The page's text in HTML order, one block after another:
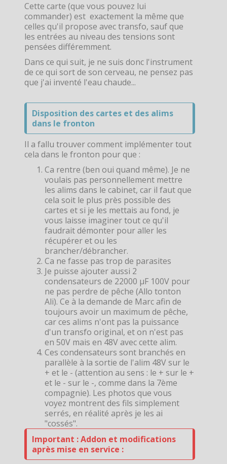
Cette carte (que vous pouvez lui
commander) est exactement la même que
celles qu'il propose avec transfo, sauf que
les entrées au niveau des tensions sont
pensées différemment.
Dans ce qui suit, je ne suis donc l'instrument
de ce qui sort de son cerveau, ne pensez pas
que j'ai inventé l'eau chaude...
Disposition des cartes et des alims
dans le fronton
Il a fallu trouver comment implémenter tout
cela dans le fronton pour que :
Ca rentre (ben oui quand même). Je ne
voulais pas personnellement mettre
les alims dans le cabinet, car il faut que
cela soit le plus près possible des
cartes et si je les mettais au fond, je
vous laisse imaginer tout ce qu'il
faudrait démonter pour aller les
récupérer et ou les
brancher/débrancher.
Ca ne fasse pas trop de parasites
Je puisse ajouter aussi 2
condensateurs de 22000 µF 100V pour
ne pas perdre de pêche (Allo tonton
Ali). Ce à la demande de Marc afin de
toujours avoir un maximum de pêche,
car ces alims n'ont pas la puissance
d'un transfo original, et on n'est pas
en 50V mais en 48V avec cette alim.
Ces condensateurs sont branchés en
parallèle à la sortie de l'alim 48V sur le
+ et le - (attention au sens : le + sur le +
et le - sur le -, comme dans la 7ème
compagnie). Les photos que vous
voyez montrent des fils simplement
serrés, en réalité après je les ai
"cossés".
Important : Addon et modifications
après mise en service :